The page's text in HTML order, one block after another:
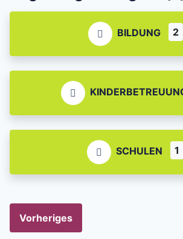
BILDUNG 2
SCHULEN 1
Vorheriges